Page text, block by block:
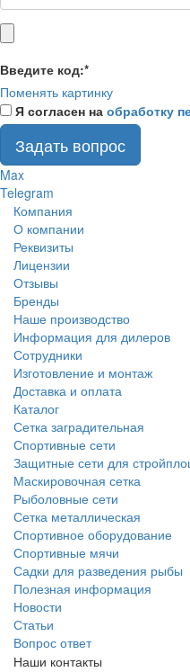
Введите код:*
Поменять картинку
Я согласен на обработку
Задать вопрос
Max
Telegram
Компания
О компании
Реквизиты
Лицензии
Отзывы
Бренды
Наше производство
Информация для дилеров
Сотрудники
Изготовление и монтаж
Доставка и оплата
Каталог
Сетка заградительная
Спортивные сети
Защитные сети для
Маскировочная сетка
Рыболовные сети
Сетка металлическая
Спортивное оборудование
Спортивные мячи
Садки для разведения рыбы
Полезная информация
Новости
Статьи
Вопрос ответ
Наши контакты